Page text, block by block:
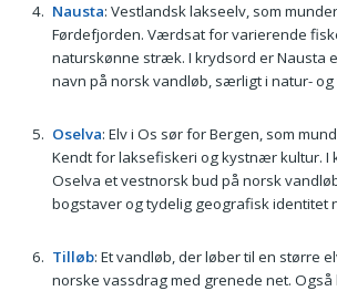
Nausta: Vestlandsk lakseelv, som
Førdefjorden. Værdsat for varierende
naturskønne stræk. I krydsord er Nausta
navn på norsk vandløb, særligt i natur-
Oselva: Elv i Os sør for Bergen, som
Kendt for laksefiskeri og kystnær kultur. I
Oselva et vestnorsk bud på norsk
bogstaver og tydelig geografisk identitet
Tilløb: Et vandløb, der løber til en større
norske vassdrag med grenede net.